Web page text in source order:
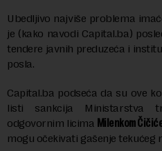
Ubedljivo najviše problema
je (kako navodi Capital.ba)
tendere javnih preduzeća i
posla.
Capital.ba podseća da su ove
listi sankcija Ministarstva
odgovornim licima Milenkom
mogu očekivati gašenje tekućeg